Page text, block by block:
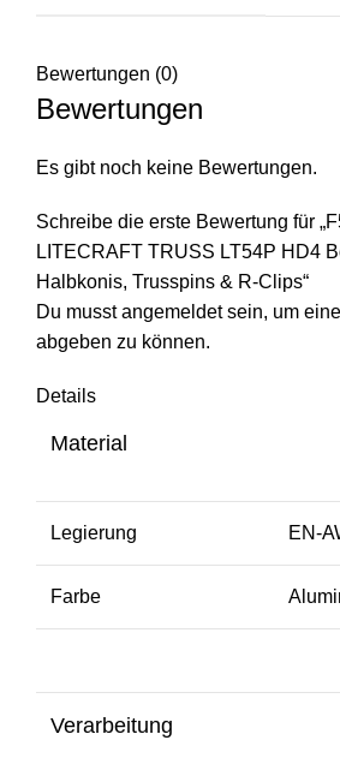
Bewertungen (0)
Bewertungen
Es gibt noch keine Bewertungen.
Schreibe die erste Bewertung für
LITECRAFT TRUSS LT54P HD4
Halbkonis, Trusspins & R-Clips“
Du musstangemeldetsein, um
abgeben zu können.
Details
Material
Legierung EN-
Farbe
Verarbeitung